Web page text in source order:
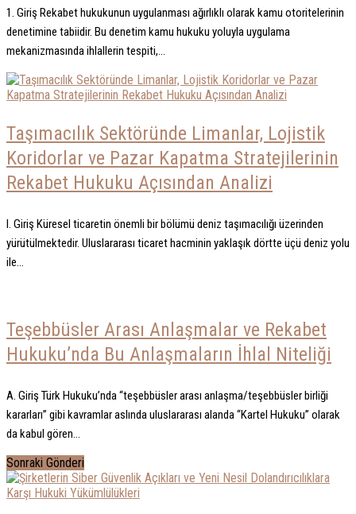
1. Giriş Rekabet hukukunun uygulanması ağırlıklı olarak kamu otoritelerinin
denetimine tabiidir. Bu denetim kamu hukuku yoluyla uygulama
mekanizmasında ihlallerin tespiti,...
Taşımacılık Sektöründe Limanlar, Lojistik
Koridorlar ve Pazar Kapatma Stratejilerinin
Rekabet Hukuku Açısından Analizi
I. Giriş Küresel ticaretin önemli bir bölümü deniz taşımacılığı üzerinden
yürütülmektedir. Uluslararası ticaret hacminin yaklaşık dörtte üçü deniz yolu
ile...
Teşebbüsler Arası Anlaşmalar ve Rekabet
Hukuku’nda Bu Anlaşmaların İhlal Niteliği
A. Giriş Türk Hukuku’nda “teşebbüsler arası anlaşma/teşebbüsler birliği
kararları” gibi kavramlar aslında uluslararası alanda “Kartel Hukuku” olarak
da kabul gören...
Sonraki Gönderi